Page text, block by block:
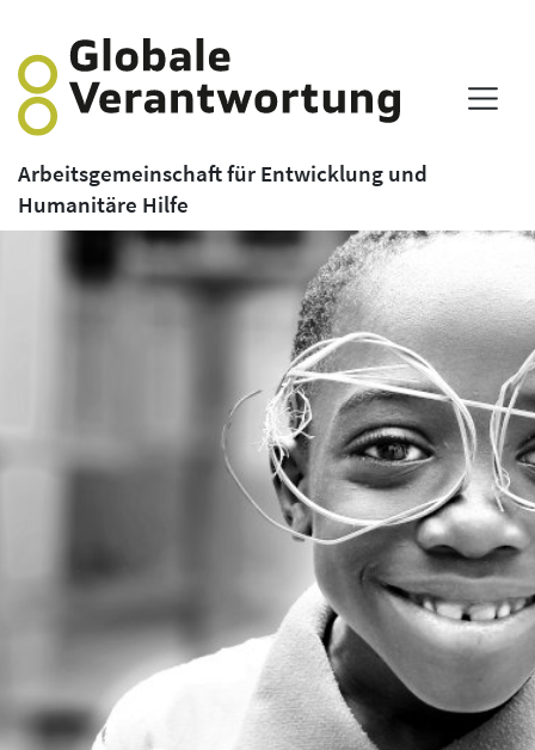
Arbeitsgemeinschaft für Entwicklung und
Humanitäre Hilfe